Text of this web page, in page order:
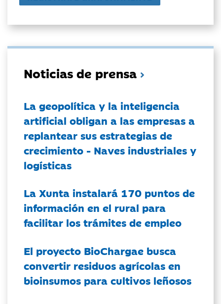
Noticias de prensa
La geopolítica y la inteligencia
artificial obligan a las empresas a
replantear sus estrategias de
crecimiento - Naves industriales y
logísticas
La Xunta instalará 170 puntos de
información en el rural para
facilitar los trámites de empleo
El proyecto BioChargae busca
convertir residuos agrícolas en
bioinsumos para cultivos leñosos